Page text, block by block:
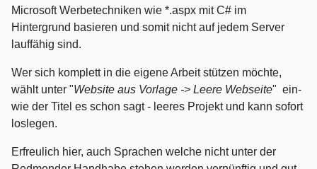
Microsoft Werbetechniken wie *.aspx mit C# im
Hintergrund basieren und somit nicht auf jedem Server
lauffähig sind.
Wer sich komplett in die eigene Arbeit stützen möchte,
wählt unter "Website aus Vorlage -> Leere Webseite" ein-
wie der Titel es schon sagt - leeres Projekt und kann sofort
loslegen.
Erfreulich hier, auch Sprachen welche nicht unter der